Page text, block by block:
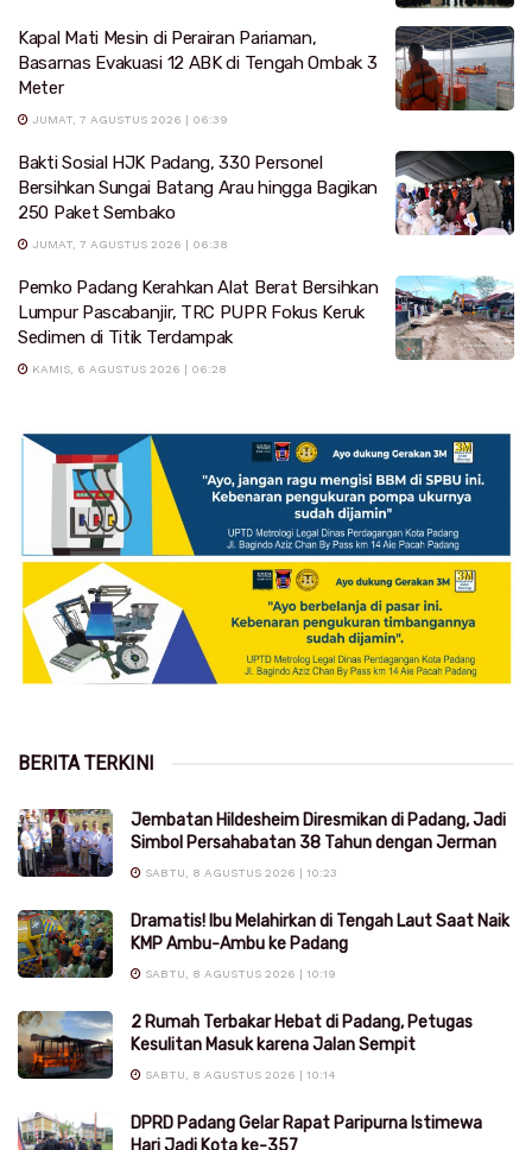
Kapal Mati Mesin di Perairan Pariaman,
Basarnas Evakuasi 12 ABK di Tengah Ombak 3
Meter
JUMAT, 7 AGUSTUS 2026 | 06:39
Bakti Sosial HJK Padang, 330 Personel
Bersihkan Sungai Batang Arau hingga Bagikan
250 Paket Sembako
JUMAT, 7 AGUSTUS 2026 | 06:38
Pemko Padang Kerahkan Alat Berat Bersihkan
Lumpur Pascabanjir, TRC PUPR Fokus Keruk
Sedimen di Titik Terdampak
KAMIS, 6 AGUSTUS 2026 | 06:28
BERITA TERKINI
Jembatan Hildesheim Diresmikan di Padang, Jadi
Simbol Persahabatan 38 Tahun dengan Jerman
SABTU, 8 AGUSTUS 2026 | 10:23
Dramatis! Ibu Melahirkan di Tengah Laut Saat Naik
KMP Ambu-Ambu ke Padang
SABTU, 8 AGUSTUS 2026 | 10:19
2 Rumah Terbakar Hebat di Padang, Petugas
Kesulitan Masuk karena Jalan Sempit
SABTU, 8 AGUSTUS 2026 | 10:14
DPRD Padang Gelar Rapat Paripurna Istimewa
Hari Jadi Kota ke-357